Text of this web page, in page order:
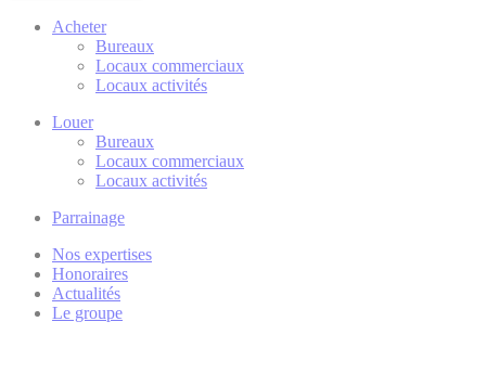
Acheter
Bureaux
Locaux commerciaux
Locaux activités
Louer
Bureaux
Locaux commerciaux
Locaux activités
Parrainage
Nos expertises
Honoraires
Actualités
Le groupe